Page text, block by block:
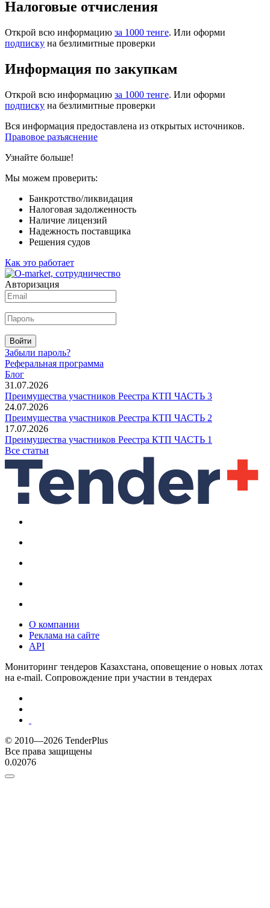
Налоговые отчисления
Открой всю информацию за 1000 тенге. Или оформи
подписку на безлимитные проверки
Информация по закупкам
Открой всю информацию за 1000 тенге. Или оформи
подписку на безлимитные проверки
Вся информация предоставлена из открытых источников.
Правовое разъяснение
Узнайте больше!
Мы можем проверить:
Банкротство/ликвидация
Налоговая задолженность
Наличие лицензий
Надежность поставщика
Решения судов
Как это работает
Авторизация
Войти
Забыли пароль?
Реферальная программа
Блог
31.07.2026
Преимущества участников Реестра КТП ЧАСТЬ 3
24.07.2026
Преимущества участников Реестра КТП ЧАСТЬ 2
17.07.2026
Преимущества участников Реестра КТП ЧАСТЬ 1
Все статьи
О компании
Реклама на сайте
API
Мониторинг тендеров Казахстана, оповещение о новых лотах
на e-mail. Сопровождение при участии в тендерах
© 2010—2026 TenderPlus
Все права защищены
0.02076